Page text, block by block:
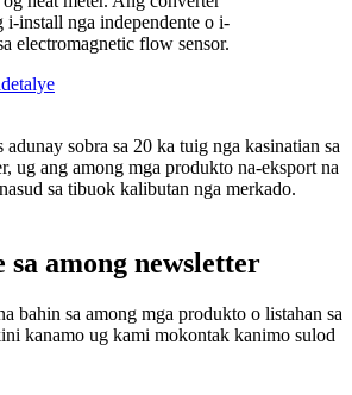
i-install nga independente o i-
electromagnetic flow sensor.
detalye
sobra sa 20 ka tuig nga kasinatian sa
ug ang among mga produkto na-eksport na
sa tibuok kalibutan nga merkado.
sa among newsletter
bahin sa among mga produkto o listahan sa
kanamo ug kami mokontak kanimo sulod